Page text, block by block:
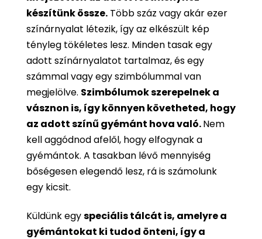
készítünk össze. Több száz vagy akár ezer
színárnyalat létezik, így az elkészült kép
tényleg tökéletes lesz. Minden tasak egy
adott színárnyalatot tartalmaz, és egy
számmal vagy egy szimbólummal van
megjelölve. Szimbólumok szerepelnek a
vásznon is, így könnyen követheted, hogy
az adott színű gyémánt hova való.Nem
kell aggódnod afelől, hogy elfogynak a
gyémántok. A tasakban lévő mennyiség
bőségesen elegendő lesz, rá is számolunk
egy kicsit.
Küldünk egyspeciális tálcát is, amelyre a
gyémántokat ki tudod önteni, így a